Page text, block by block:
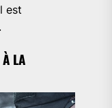
est
LA